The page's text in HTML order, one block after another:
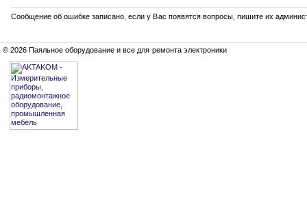
Сообщение об ошибке записано, если у Вас появятся вопросы, пишите их
© 2026 Паяльное оборудование и все для ремонта электроники